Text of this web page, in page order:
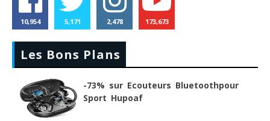
10,954 5,171 2,478 173,673
Les Bons Plans
-73% sur Ecouteurs Bluetoothpour
Sport Hupoaf